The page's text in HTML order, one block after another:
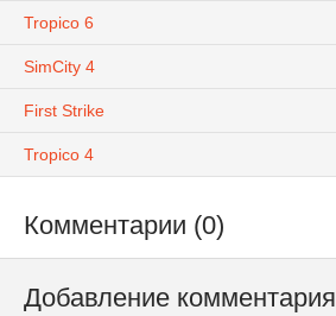
Tropico 6
SimCity 4
First Strike
Tropico 4
Комментарии (0)
Добавление комментария